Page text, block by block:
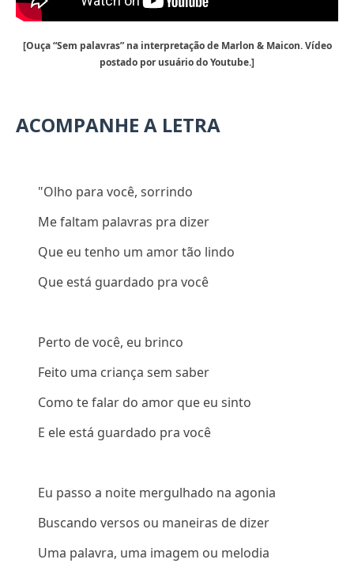
[Ouça “Sem palavras” na interpretação de Marlon & Maicon. Vídeo
postado por usuário do Youtube.]
ACOMPANHE A LETRA
"Olho para você, sorrindo
Me faltam palavras pra dizer
Que eu tenho um amor tão lindo
Que está guardado pra você
Perto de você, eu brinco
Feito uma criança sem saber
Como te falar do amor que eu sinto
E ele está guardado pra você
Eu passo a noite mergulhado na agonia
Buscando versos ou maneiras de dizer
Uma palavra, uma imagem ou melodia